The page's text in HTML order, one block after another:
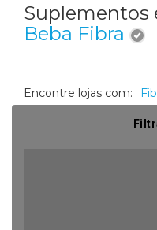
Suplementos
Beba Fibra
Encontre lojas com: